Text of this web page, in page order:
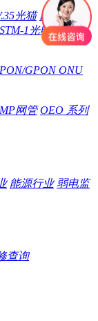
光猫 以太网光
STM-1光电转换器
GPON ONU
网管 OEO 系列
能源行业 弱电监
查询